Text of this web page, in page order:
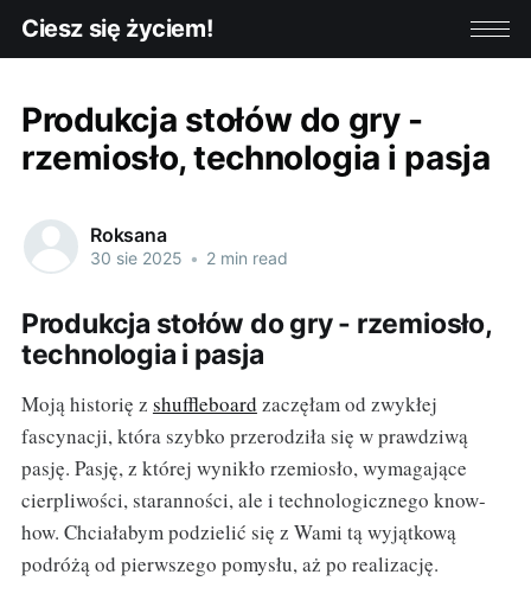
Ciesz się życiem!
Produkcja stołów do gry -
rzemiosło, technologia i pasja
Roksana
30 sie 2025 • 2 min read
Produkcja stołów do gry - rzemiosło,
technologia i pasja
Moją historię z shuffleboard zaczęłam od zwykłej
fascynacji, która szybko przerodziła się w prawdziwą
pasję. Pasję, z której wynikło rzemiosło, wymagające
cierpliwości, staranności, ale i technologicznego know-
how. Chciałabym podzielić się z Wami tą wyjątkową
podróżą od pierwszego pomysłu, aż po realizację.